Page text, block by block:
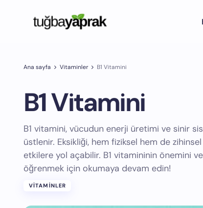
Ana sayfa Vitaminler B1 Vitamini
B1 Vitamini
B1 vitamini, vücudun enerji üretimi ve sinir
üstlenir. Eksikliği, hem fiziksel hem de
etkilere yol açabilir. B1 vitamininin önemini
öğrenmek için okumaya devam edin!
VITAMINLER